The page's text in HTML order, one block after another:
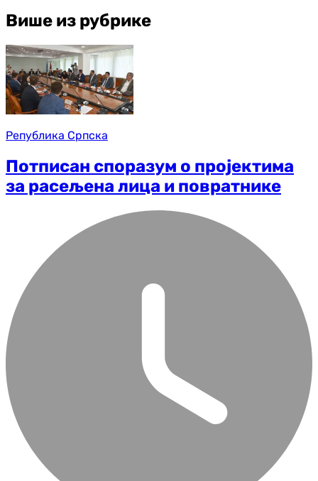
Више из рубрике
Република Српска
Потписан споразум о пројектима
за расељена лица и повратнике